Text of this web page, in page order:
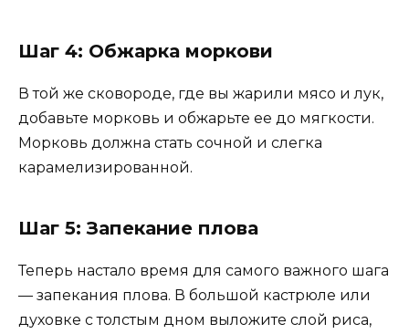
Шаг 4: Обжарка моркови
В той же сковороде, где вы жарили мясо и лук,
добавьте морковь и обжарьте ее до мягкости.
Морковь должна стать сочной и слегка
карамелизированной.
Шаг 5: Запекание плова
Теперь настало время для самого важного шага
— запекания плова. В большой кастрюле или
духовке с толстым дном выложите слой риса,